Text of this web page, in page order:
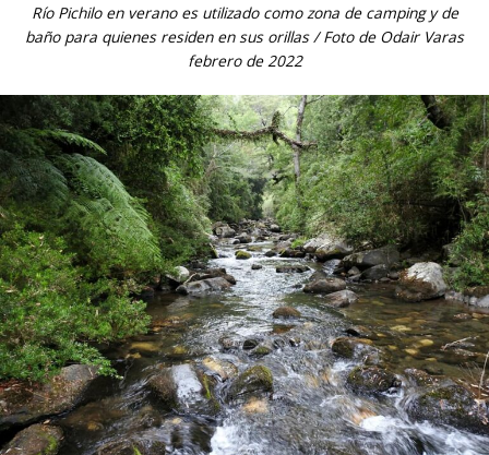
Río Pichilo en verano es utilizado como zona de camping y de
baño para quienes residen en sus orillas / Foto de Odair Varas
febrero de 2022